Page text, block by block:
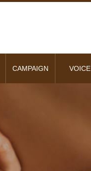
CAMPAIGN VOICE